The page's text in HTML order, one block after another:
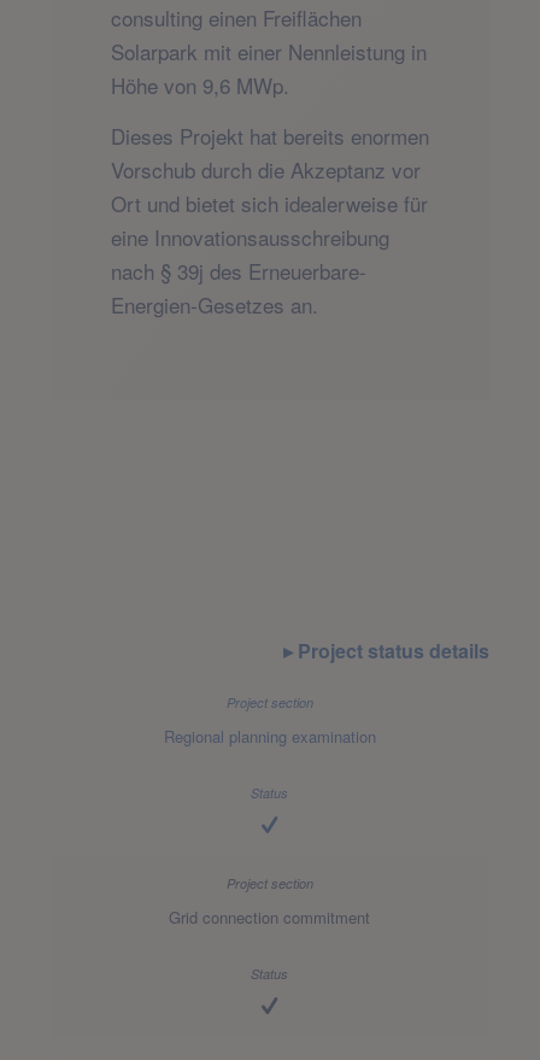
consulting einen Freiflächen
Solarpark mit einer Nennleistung in
Höhe von 9,6 MWp.
Dieses Projekt hat bereits enormen
Vorschub durch die Akzeptanz vor
Ort und bietet sich idealerweise für
eine Innovationsausschreibung
nach § 39j des Erneuerbare-
Energien-Gesetzes an.
Project status details
Regional planning examination
Grid connection commitment